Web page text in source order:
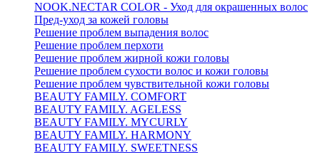
NOOK.NECTAR COLOR - Уход для окрашенных волос
Пред-уход за кожей головы
Решение проблем выпадения волос
Решение проблем перхоти
Решение проблем жирной кожи головы
Решение проблем сухости волос и кожи головы
Решение проблем чувствительной кожи головы
BEAUTY FAMILY. COMFORT
BEAUTY FAMILY. AGELESS
BEAUTY FAMILY. MYCURLY
BEAUTY FAMILY. HARMONY
BEAUTY FAMILY. SWEETNESS